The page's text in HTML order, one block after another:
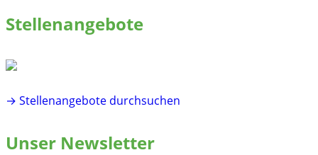
Stellenangebote
→ Stellenangebote durchsuchen
Unser Newsletter